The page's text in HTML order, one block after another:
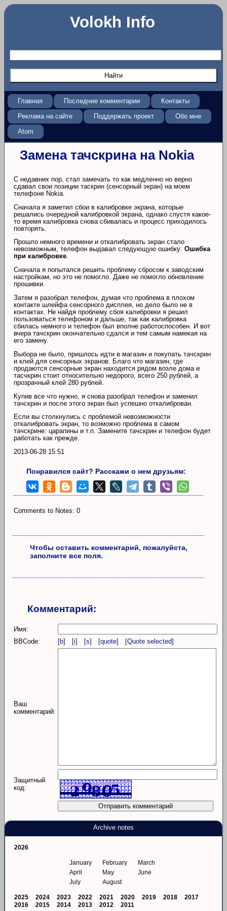
Volokh Info
Главная Последние комментарии
Контакты
Реклама на сайте
Поддержать проект
Обо мне
Atom
Замена тачскрина на Nokia
С недавних пор, стал замечать то как медленно но верно
сдавал свои позиции таскрин (сенсорный экран) на моем
телефоне Nokia.
Сначала я заметил сбои в калибровке экрана, которые
решались очередной калибровкой экрана, однако спустя какое-
то время калибровка снова сбивалась и процесс приходилось
повторять.
Прошло немного времени и откалибровать экран стало
невозможным, телефон выдавал следующую ошибку: Ошибка
при калибровке.
Сначала я попытался решить проблему сбросом к заводским
настройкам, но это не помогло. Даже не помогло обновление
прошивки.
Затем я разобрал телефон, думая что проблема в плохом
контакте шлейфа сенсорного дисплея, но дело было не в
контактах. Не найдя проблему сбоя калибровки я решил
пользоваться телефоном и дальше, так как калибровка
сбилась немного и телефон был вполне работоспособен. И вот
вчера тачскрин окончательно сдался и тем самым намекая на
его замену.
Выбора не было, пришлось идти в магазин и покупать тачскрин
и клей для сенсорных экранов. Благо что магазин, где
продаются сенсорные экран находится рядом возле дома и
тасчкрин стоит относительно недорого, всего 250 рублей, а
прозрачный клей 280 рублей.
Купив все что нужно, я снова разобрал телефон и заменил
тачскрин и после этого экран был успешно откалиброван.
Если вы столкнулись с проблемой невозможности
откалибровать экран, то возможно проблема в самом
тачскрине: царапины и т.п. Замените тачскрин и телефон будет
работать как прежде.
2013-06-28 15:51
Понравился сайт? Расскажи о нем друзьям:
Comments to Notes: 0
Чтобы оставить комментарий, пожалуйста,
заполните все поля.
Комментарий:
Имя:
BBCode:
[b] [i] [s] [quote] [Quote selected]
Ваш
комментарий:
Защитный
код:
Archive notes
2026
January February
March
April
May
June
July
August
2025 2024 2023 2022 2021 2020 2019 2018
2017
2016
2015 2014 2013 2012 2011